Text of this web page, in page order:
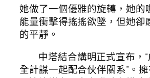
她做了一個優雅的旋轉，她的
能量衝擊得搖搖欲墜，但她卻
的平靜。
中塔結合講明正式宣布，
全計謀一起配合伙伴關系”。擁